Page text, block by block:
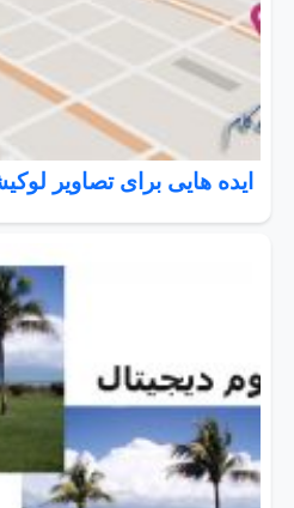
ایده هایی برای تصاویر